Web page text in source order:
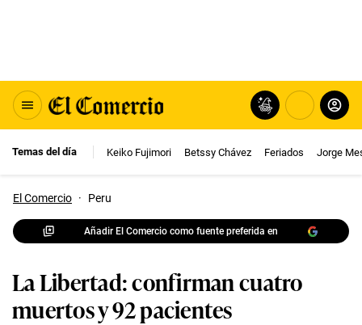
Temas del día Keiko Fujimori Betssy Chávez Feriados Jorge
El Comercio · Peru
Añadir El Comercio como fuente preferida en
La Libertad: confirman cuatro
muertos y 92 pacientes